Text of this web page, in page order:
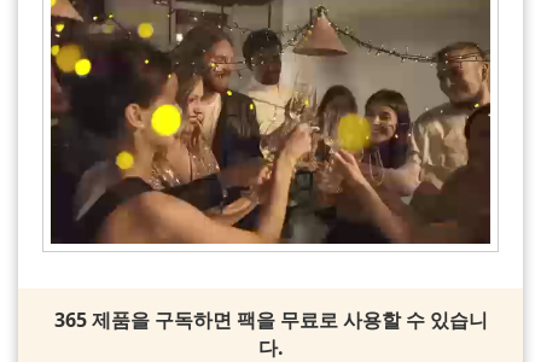
365 제품을 구독하면 팩을 무료로 사용할 수 있습니
다.